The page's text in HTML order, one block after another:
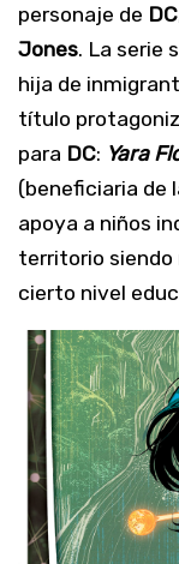
personaje de
Jones. La serie
hija de
título
para DC: Yara
(beneficiaria de
apoya a niños
territorio siendo
cierto nivel